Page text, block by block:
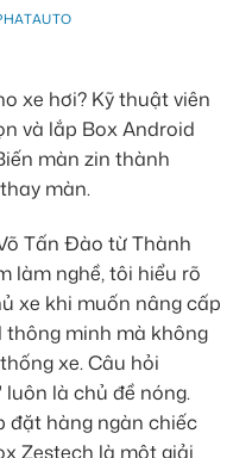
xe hơi? Kỹ thuật viên
và lắp Box Android
màn zin thành
màn.
Tấn Đào từ Thành
làm nghề, tôi hiểu rõ
xe khi muốn nâng cấp
minh mà không
xe. Câu hỏi
là chủ đề nóng.
đặt hàng ngàn chiếc
Zestech là một giải